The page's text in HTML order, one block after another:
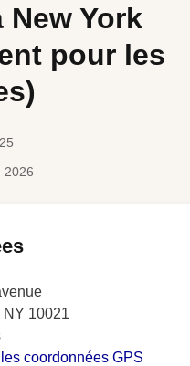
New York
pour les
2026
NY 10021
coordonnées GPS